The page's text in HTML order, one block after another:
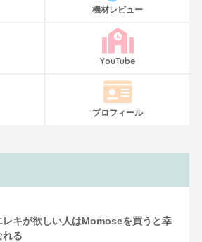
機材レビュー
YouTube
プロフィール
レキが欲しい人はMomoseを買うと幸
れる